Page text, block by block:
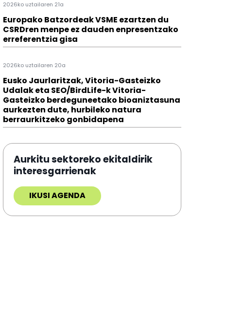
2026ko uztailaren 21a
Europako Batzordeak VSME ezartzen du
CSRDren menpe ez dauden enpresentzako
erreferentzia gisa
2026ko uztailaren 20a
Eusko Jaurlaritzak, Vitoria-Gasteizko
Udalak eta SEO/BirdLife-k Vitoria-
Gasteizko berdeguneetako bioaniztasuna
aurkezten dute, hurbileko natura
berraurkitzeko gonbidapena
Aurkitu sektoreko ekitaldirik
interesgarrienak
IKUSI AGENDA